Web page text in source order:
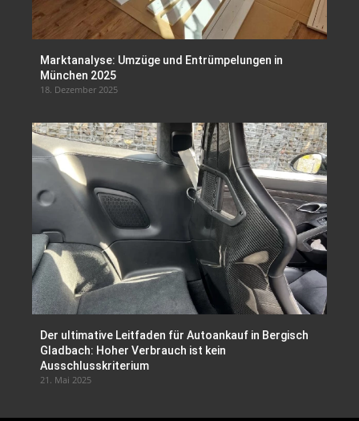
Marktanalyse: Umzüge und Entrümpelungen in
München 2025
18. Dezember 2025
Der ultimative Leitfaden für Autoankauf in Bergisch
Gladbach: Hoher Verbrauch ist kein
Ausschlusskriterium
21. Mai 2025